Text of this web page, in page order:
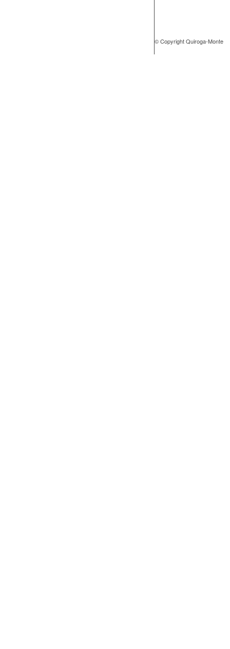
© Copyright Quiroga-Monte